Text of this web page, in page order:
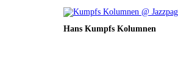
Hans Kumpfs Kolumnen